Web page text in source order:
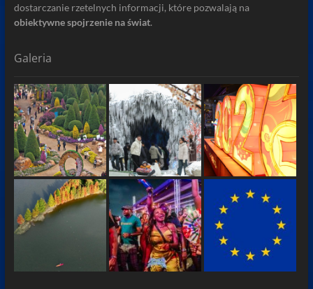
dostarczanie rzetelnych informacji, które pozwalają na
obiektywne spojrzenie na świat.
Galeria